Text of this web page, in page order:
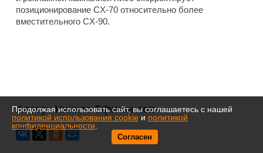
позиционирование CX-70 относительно более
вместительного CX-90.
Автор:Никита Ефименков
Продолжая использовать сайт, вы соглашаетесь с нашей
политикой использования cookie и политикой
конфиденциальности
Согласен